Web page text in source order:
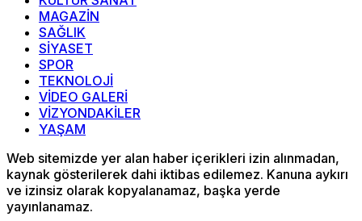
MAGAZİN
SAĞLIK
SİYASET
SPOR
TEKNOLOJİ
VİDEO GALERİ
VİZYONDAKİLER
YAŞAM
Web sitemizde yer alan haber içerikleri izin alınmadan,
kaynak gösterilerek dahi iktibas edilemez. Kanuna aykırı
ve izinsiz olarak kopyalanamaz, başka yerde
yayınlanamaz.